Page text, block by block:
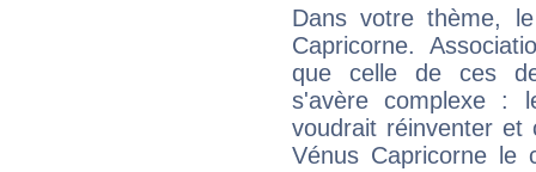
Dans votre thème,
Capricorne.
que celle de ces
s'avère complexe :
voudrait réinventer et
Vénus Capricorne le